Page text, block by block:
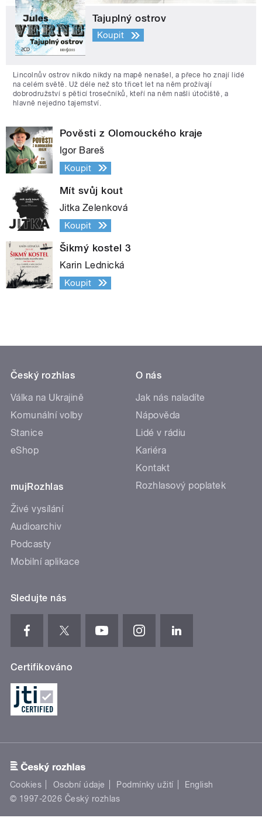
Tajuplný ostrov
Koupit
Lincolnův ostrov nikdo nikdy na mapě nenašel, a přece ho znají lidé
na celém světě. Už déle než sto třicet let na něm prožívají
dobrodružství s pěticí trosečníků, kteří na něm našli útočiště, a
hlavně nejedno tajemství.
Pověsti z Olomouckého kraje
Igor Bareš
Koupit
Mít svůj kout
Jitka Zelenková
Koupit
Šikmý kostel 3
Karin Lednická
Koupit
Český rozhlas
Válka na Ukrajině
Komunální volby
Stanice
eShop
mujRozhlas
Živé vysílání
Audioarchiv
Podcasty
Mobilní aplikace
O nás
Jak nás naladíte
Nápověda
Lidé v rádiu
Kariéra
Kontakt
Rozhlasový poplatek
Sledujte nás
Certifikováno
Cookies Osobní údaje Podmínky užití
English
© 1997-2026 Český rozhlas